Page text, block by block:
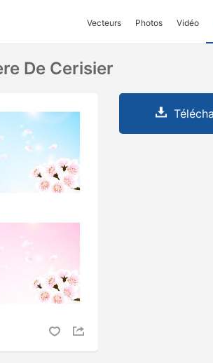
Vecteurs Photos Vidéo
De Cerisier